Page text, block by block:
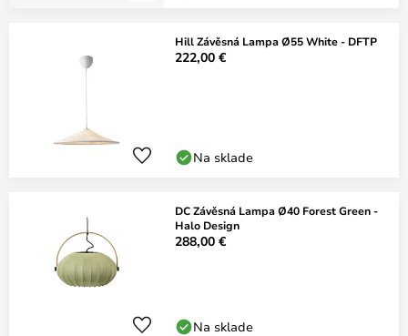
Hill Závěsná Lampa Ø55 White - DFTP
222,00 €
Na sklade
DC Závěsná Lampa Ø40 Forest Green -
Halo Design
288,00 €
Na sklade